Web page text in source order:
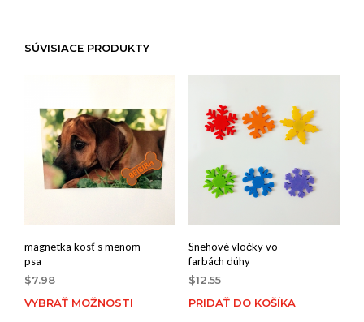
SÚVISIACE PRODUKTY
magnetka kosť s menom
psa
$7.98
VYBRAŤ MOŽNOSTI
Snehové vločky vo
farbách dúhy
$12.55
PRIDAŤ DO KOŠÍKA